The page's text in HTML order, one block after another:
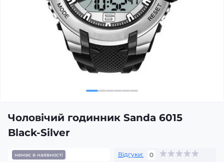
Чоловічий годинник Sanda 6015
Black-Silver
немає в наявності Відгуки:
0